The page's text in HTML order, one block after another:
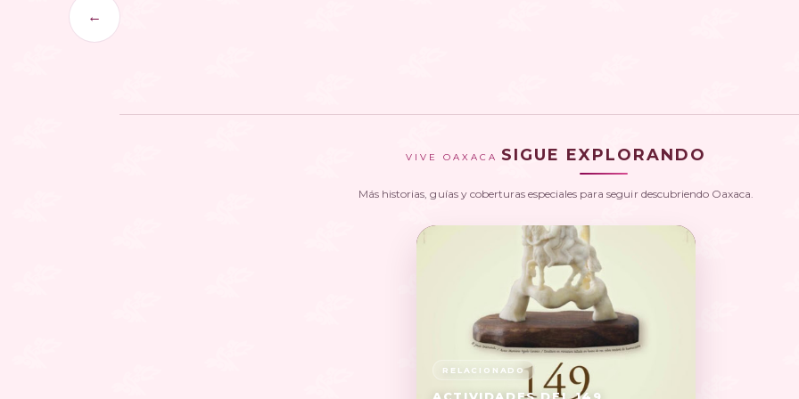
←
VIVE OAXACA SIGUE EXPLORANDO
Más historias, guías y coberturas especiales para seguir descubriendo Oaxaca.